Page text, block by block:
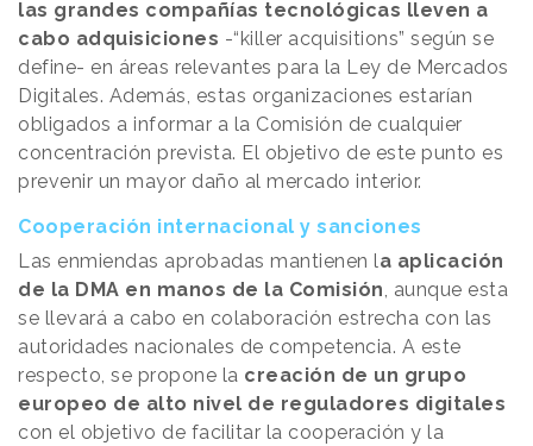
las grandes compañías tecnológicas lleven a
cabo adquisiciones -“killer acquisitions” según se
define- en áreas relevantes para la Ley de Mercados
Digitales. Además, estas organizaciones estarían
obligados a informar a la Comisión de cualquier
concentración prevista. El objetivo de este punto es
prevenir un mayor daño al mercado interior.
Cooperación internacional y sanciones
Las enmiendas aprobadas mantienen la aplicación
de la DMA en manos de la Comisión, aunque esta
se llevará a cabo en colaboración estrecha con las
autoridades nacionales de competencia. A este
respecto, se propone la creación de un grupo
europeo de alto nivel de reguladores digitales
con el objetivo de facilitar la cooperación y la